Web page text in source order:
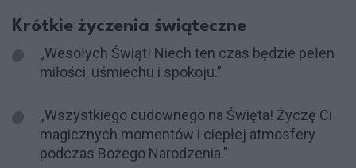
Krótkie życzenia świąteczne
„Wesołych Świąt! Niech ten czas będzie pełen
miłości, uśmiechu i spokoju.”
„Wszystkiego cudownego na Święta! Życzę Ci
magicznych momentów i ciepłej atmosfery
podczas Bożego Narodzenia.”